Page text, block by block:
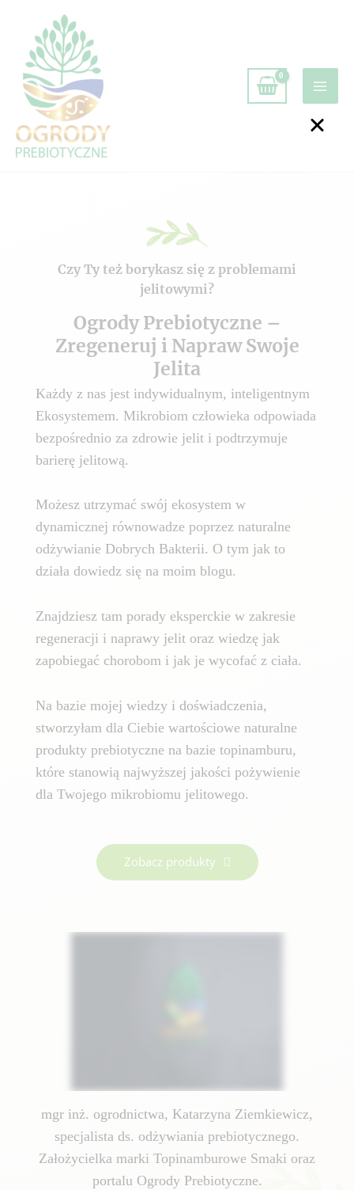
mgr inż. ogrodnictwa, Katarzyna Ziemkiewicz,
specjalista ds. odżywiania prebiotycznego.
Założycielka marki Topinamburowe Smaki oraz
portalu Ogrody Prebiotyczne.
Czy Ty też borykasz się z problemami
jelitowymi?
Ogrody Prebiotyczne –
Zregeneruj i Napraw Swoje
Jelita
Każdy z nas jest indywidualnym, inteligentnym
Ekosystemem. Mikrobiom człowieka odpowiada
bezpośrednio za zdrowie jelit i podtrzymuje
barierę jelitową.
Możesz utrzymać swój ekosystem w
dynamicznej równowadze poprzez naturalne
odżywianie Dobrych Bakterii. O tym jak to
działa dowiedz się na moim blogu.
Znajdziesz tam porady eksperckie w zakresie
regeneracji i naprawy jelit oraz wiedzę jak
zapobiegać chorobom i jak je wycofać z ciała.
Na bazie mojej wiedzy i doświadczenia,
stworzyłam dla Ciebie wartościowe naturalne
produkty prebiotyczne na bazie topinamburu,
które stanowią najwyższej jakości pożywienie
dla Twojego mikrobiomu jelitowego.
Zobacz produkty